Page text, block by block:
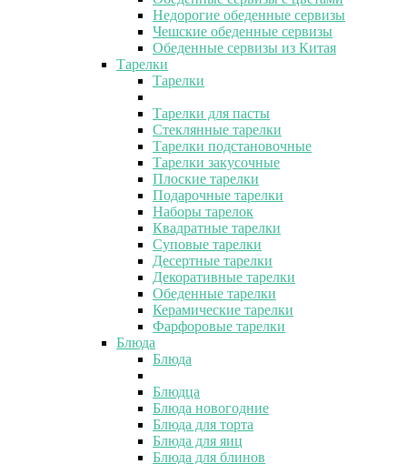
Недорогие обеденные сервизы
Чешские обеденные сервизы
Обеденные сервизы из Китая
Тарелки
Тарелки
Тарелки для пасты
Стеклянные тарелки
Тарелки подстановочные
Тарелки закусочные
Плоские тарелки
Подарочные тарелки
Наборы тарелок
Квадратные тарелки
Суповые тарелки
Десертные тарелки
Декоративные тарелки
Обеденные тарелки
Керамические тарелки
Фарфоровые тарелки
Блюда
Блюда
Блюдца
Блюда новогодние
Блюда для торта
Блюда для яиц
Блюда для блинов